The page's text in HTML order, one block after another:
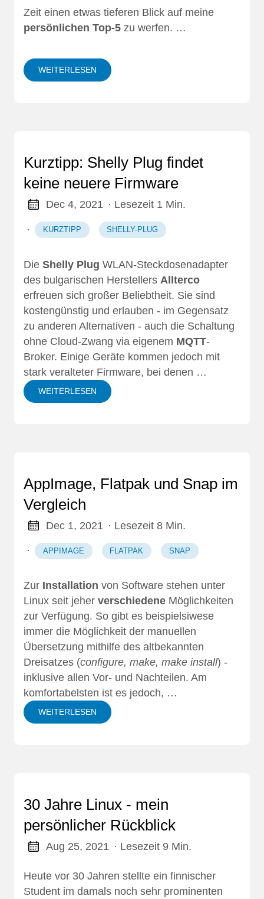
Zeit einen etwas tieferen Blick auf meine
persönlichen Top-5 zu werfen. …
WEITERLESEN
Kurztipp: Shelly Plug findet
keine neuere Firmware
Dec 4, 2021 · Lesezeit 1 Min.
· KURZTIPP SHELLY-PLUG
Die Shelly Plug WLAN-Steckdosenadapter
des bulgarischen Herstellers Allterco
erfreuen sich großer Beliebtheit. Sie sind
kostengünstig und erlauben - im Gegensatz
zu anderen Alternativen - auch die Schaltung
ohne Cloud-Zwang via eigenem MQTT-
Broker. Einige Geräte kommen jedoch mit
stark veralteter Firmware, bei denen …
WEITERLESEN
AppImage, Flatpak und Snap im
Vergleich
Dec 1, 2021 · Lesezeit 8 Min.
· APPIMAGE FLATPAK SNAP
Zur Installation von Software stehen unter
Linux seit jeher verschiedene Möglichkeiten
zur Verfügung. So gibt es beispielsiwese
immer die Möglichkeit der manuellen
Übersetzung mithilfe des altbekannten
Dreisatzes (configure, make, make install) -
inklusive allen Vor- und Nachteilen. Am
komfortabelsten ist es jedoch, …
WEITERLESEN
30 Jahre Linux - mein
persönlicher Rückblick
Aug 25, 2021 · Lesezeit 9 Min.
Heute vor 30 Jahren stellte ein finnischer
Student im damals noch sehr prominenten